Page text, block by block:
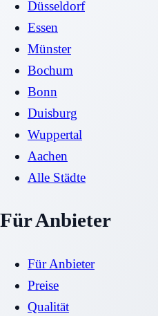
Düsseldorf
Essen
Münster
Bochum
Bonn
Duisburg
Wuppertal
Aachen
Alle Städte
Für Anbieter
Für Anbieter
Preise
Qualität